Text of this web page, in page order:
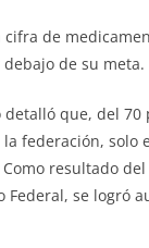
cifra de
debajo de su meta.
detalló que, del 70
federación, solo
resultado
Federal, se logró